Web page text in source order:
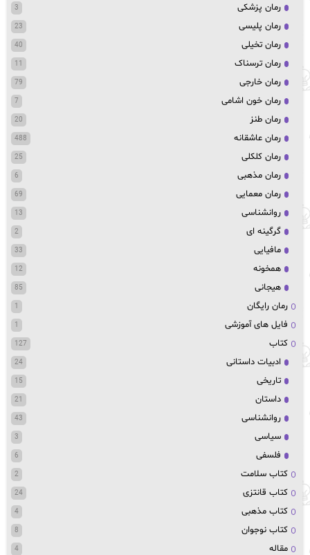
رمان پزشکی 3
رمان پلیسی 23
رمان تخیلی 40
رمان ترسناک 11
رمان خارجی 79
رمان خون اشامی 7
رمان طنز 20
رمان عاشقانه 488
رمان کلکلی 25
رمان مذهبی 6
رمان معمایی 69
روانشناسی 13
گرگینه ای 2
مافیایی 33
همخونه 12
هیجانی 85
رمان رایگان 1
فایل های آموزشی 1
کتاب 127
ادبیات داستانی 24
تاریخی 15
داستان 21
روانشناسی 43
سیاسی 3
فلسفی 6
کتاب سلامت 2
کتاب قانتزی 24
کتاب مذهبی 4
کتاب نوجوان 8
مقاله 4